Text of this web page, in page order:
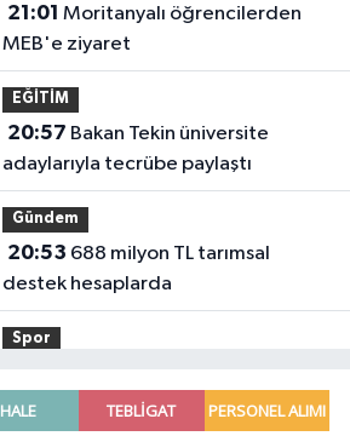
21:01
MEB'e ziyaret
EĞİTİM
20:57
adaylarıyla tecrübe paylaştı
Gündem
20:53
destek hesaplarda
Spor
mücadelesi ilk günde nefes kesti